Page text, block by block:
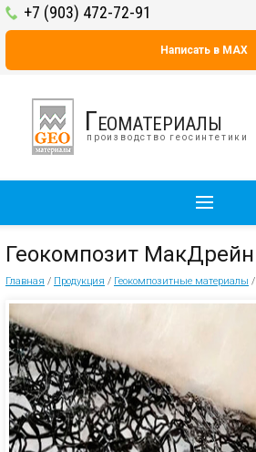
+7 (903) 472-72-91
Написать в MAX
Геоматериалы
производство геосинтетики
Геокомпозит МакДрейн
Главная / Продукция / Геокомпозитные материалы /